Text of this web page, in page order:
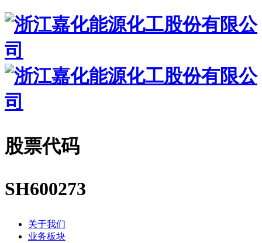
股票代码
SH600273
关于我们
业务板块